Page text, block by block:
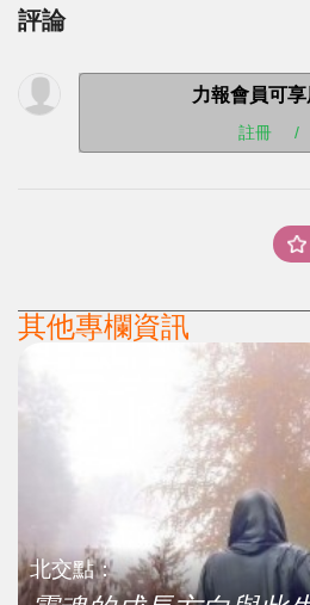
評論
力報會員可
註冊 /
其他專欄資訊
北交點：